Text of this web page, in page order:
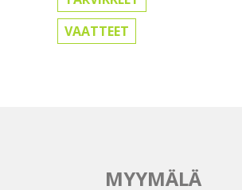
VAATTEET
MYYMÄLÄ